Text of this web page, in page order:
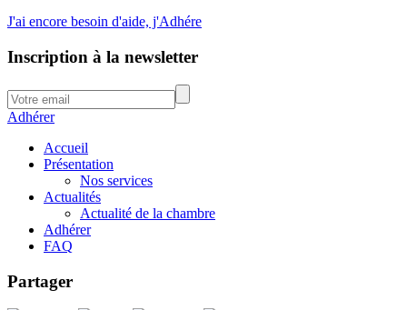
J'ai encore besoin d'aide, j'Adhére
Inscription à la newsletter
Adhérer
Accueil
Présentation
Nos services
Actualités
Actualité de la chambre
Adhérer
FAQ
Partager